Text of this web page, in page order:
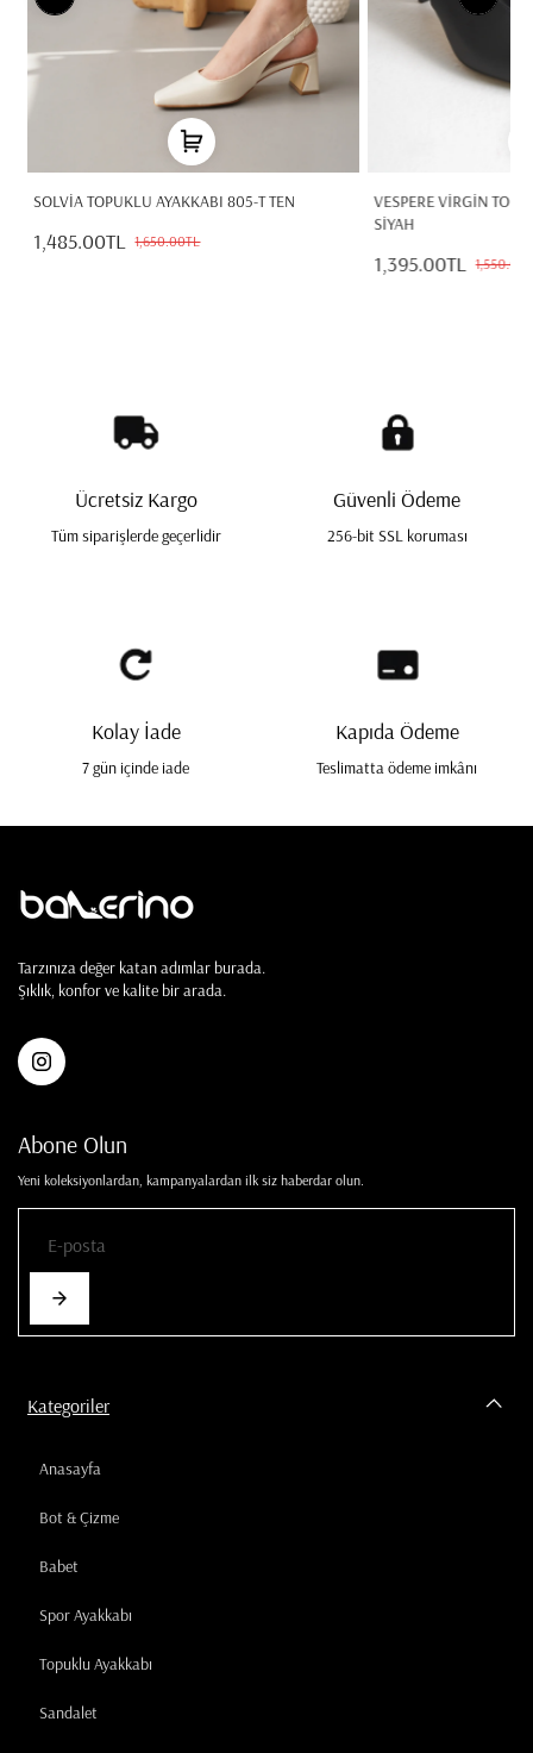
SOLVİA TOPUKLU AYAKKABI 805-T TEN
1,485.00TL 1,650.00TL
VESPERE VİRGİN
SİYAH
1,395.00TL
Ücretsiz Kargo
Tüm siparişlerde geçerlidir
Güvenli Ödeme
256-bit SSL koruması
Kolay İade
7 gün içinde iade
Kapıda Ödeme
Teslimatta ödeme imkânı
Tarzınıza değer katan adımlar burada.
Şıklık, konfor ve kalite bir arada.
Abone Olun
Yeni koleksiyonlardan, kampanyalardan ilk siz haberdar olun.
Kategoriler
Anasayfa
Bot & Çizme
Babet
Spor Ayakkabı
Topuklu Ayakkabı
Sandalet